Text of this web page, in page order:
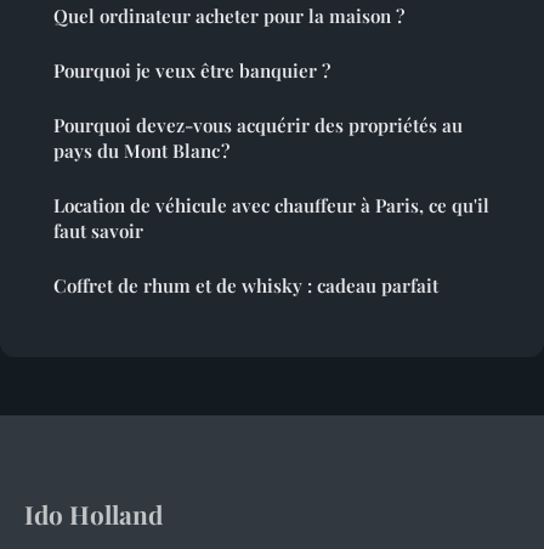
Quel ordinateur acheter pour la maison ?
Pourquoi je veux être banquier ?
Pourquoi devez-vous acquérir des propriétés au
pays du Mont Blanc ?
Location de véhicule avec chauffeur à Paris, ce qu'il
faut savoir
Coffret de rhum et de whisky : cadeau parfait
Ido Holland